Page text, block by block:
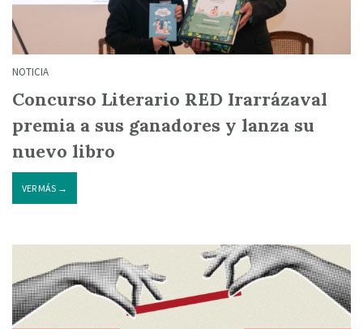
NOTICIA
Concurso Literario RED Irarrázaval
premia a sus ganadores y lanza su
nuevo libro
VER MÁS →